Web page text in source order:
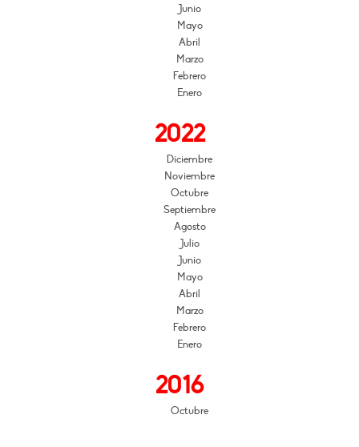
Junio
Mayo
Abril
Marzo
Febrero
Enero
2022
Diciembre
Noviembre
Octubre
Septiembre
Agosto
Julio
Junio
Mayo
Abril
Marzo
Febrero
Enero
2016
Octubre